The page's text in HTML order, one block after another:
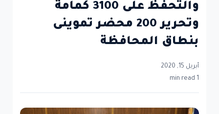
والتحفظ على 3100 كمامة
وتحرير 200 محضر تموينى
بنطاق المحافظة
أبريل 15, 2020
1 min read